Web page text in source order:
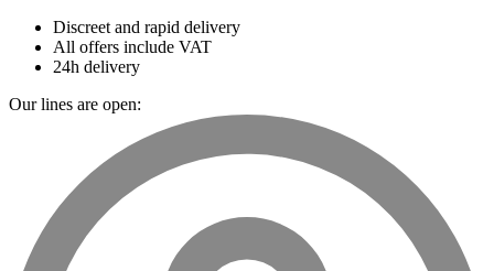
Discreet and rapid delivery
All offers include VAT
24h delivery
Our lines are open: